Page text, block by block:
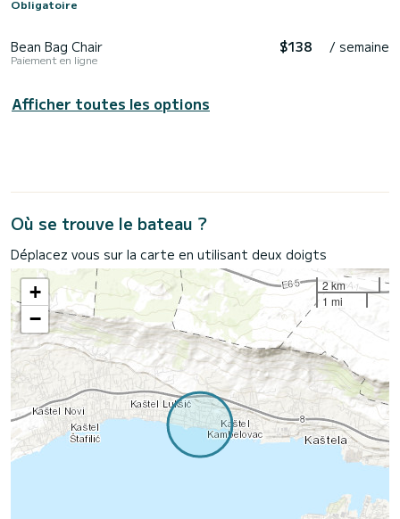
Obligatoire
Bean Bag Chair
Paiement en ligne
$138 / semaine
Afficher toutes les options
Où se trouve le bateau ?
Déplacez vous sur la carte en utilisant deux doigts
+
−
2 km
1 mi